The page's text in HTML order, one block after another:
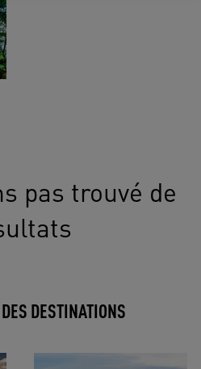
pas trouvé de
DESTINATIONS